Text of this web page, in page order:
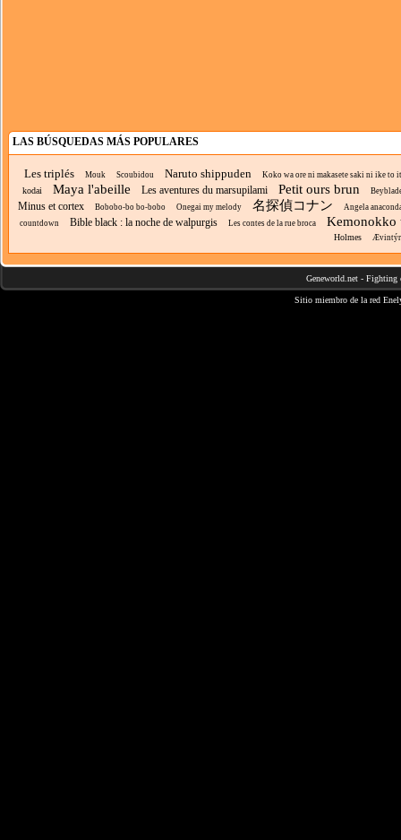
LAS BÚSQUEDAS MÁS POPULARES
Les triplés Mouk Scoubidou Naruto shippuden Koko wa ore ni makasete saki ni ike to
kodai Maya l'abeille Les aventures du marsupilami Petit ours brun
Minus et cortex Bobobo-bo bo-bobo Onegai my melody 名探偵コナン
Angela
countdown
Bible black : la noche de walpurgis Les contes de la rue broca Kemonokko
Holmes
Geneworld.net - Fighting
Sitio miembro de la red